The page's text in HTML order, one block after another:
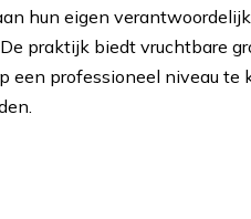
hun eigen
praktijk biedt vruchtbare
een professioneel niveau te